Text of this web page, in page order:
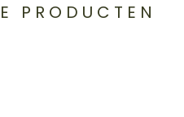
PRODUCTEN